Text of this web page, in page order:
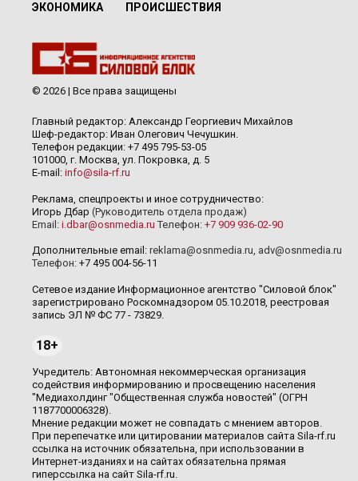
ЭКОНОМИКА ПРОИСШЕСТВИЯ
© 2026 | Все права защищены
Главный редактор: Александр Георгиевич Михайлов
Шеф-редактор: Иван Олегович Чечушкин.
Телефон редакции: +7 495 795-53-05
101000, г. Москва, ул. Покровка, д. 5
E-mail: info@sila-rf.ru
Реклама, спецпроекты и иное сотрудничество:
Игорь Дбар (Руководитель отдела продаж)
Email: i.dbar@osnmedia.ru Телефон: +7 909 936-02-90
Дополнительные email: reklama@osnmedia.ru, adv@osnmedia.ru
Телефон: +7 495 004-56-11
Сетевое издание Информационное агентство "Силовой блок"
зарегистрировано Роскомнадзором 05.10.2018, реестровая
запись ЭЛ № ФС 77 - 73829.
18+
Учредитель: Автономная некоммерческая организация
содействия информированию и просвещению населения
"Медиахолдинг "Общественная служба новостей" (ОГРН
1187700006328).
Мнение редакции может не совпадать с мнением авторов.
При перепечатке или цитировании материалов сайта Sila-rf.ru
ссылка на источник обязательна, при использовании в
Интернет-изданиях и на сайтах обязательна прямая
гиперссылка на сайт Sila-rf.ru.